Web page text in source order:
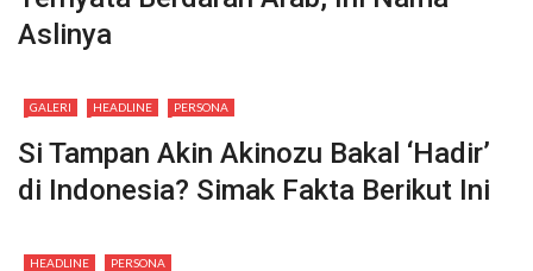
Aslinya
GALERI HEADLINE PERSONA
Si Tampan Akin Akinozu Bakal ‘Hadir’
di Indonesia? Simak Fakta Berikut Ini
HEADLINE PERSONA